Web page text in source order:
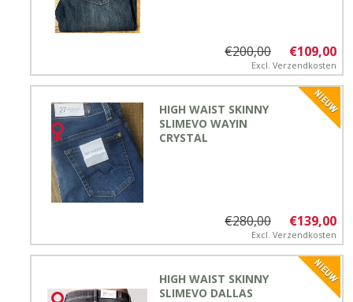
€109,00
€200,00
Excl. Verzendkosten
HIGH WAIST SKINNY
SLIMEVO WAYIN
CRYSTAL
€139,00
€280,00
Excl. Verzendkosten
HIGH WAIST SKINNY
SLIMEVO DALLAS